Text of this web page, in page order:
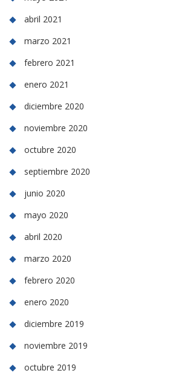
abril 2021
marzo 2021
febrero 2021
enero 2021
diciembre 2020
noviembre 2020
octubre 2020
septiembre 2020
junio 2020
mayo 2020
abril 2020
marzo 2020
febrero 2020
enero 2020
diciembre 2019
noviembre 2019
octubre 2019